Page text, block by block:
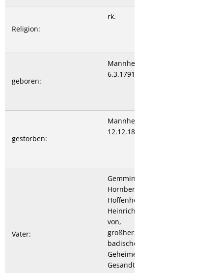
Religion:
rk.
geboren:
Mannheim
6.3.1791
gestorben:
Mannheim
12.12.1821
Vater:
Gemmingen-
Hornberg zu
Hoffenheim Otto
Heinrich Freiherr
von,
großherzoglicher
badischer
Geheimer Rat u.
Gesandter